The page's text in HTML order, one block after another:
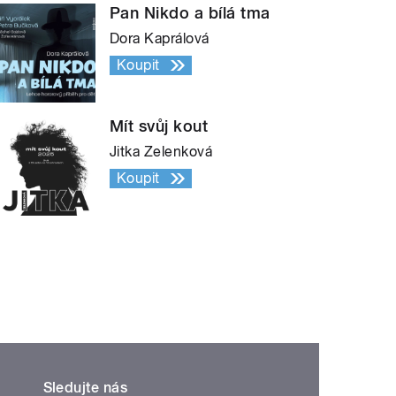
Pan Nikdo a bílá tma
Dora Kaprálová
Koupit
Mít svůj kout
Jitka Zelenková
Koupit
Sledujte nás